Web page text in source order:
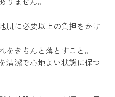
肌に必要以上の負担をかけ
をきちんと落とすこと。
清潔で心地よい状態に保つ